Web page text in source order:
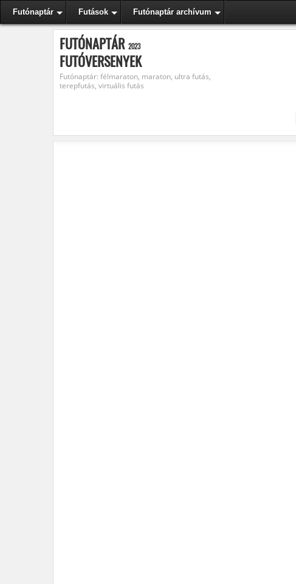
Futónaptár Futások Futónaptár archívum
FUTÓNAPTÁR 2023
FUTÓVERSENYEK
Futónaptár: félmaraton, maraton, ultra futás,
terepfutás, virtuális futás